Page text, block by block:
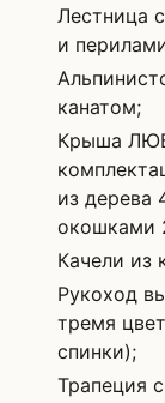
Лестница
и
канатом;
Крыша
из дерева
окошками
Качели из
Рукоход
тремя
спинки);
Трапеция